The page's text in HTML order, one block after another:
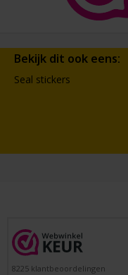
Bekijk dit ook eens:
Seal stickers
8225 klantbeoordelingen